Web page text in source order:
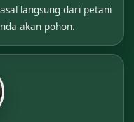
langsung dari petani
akan pohon.